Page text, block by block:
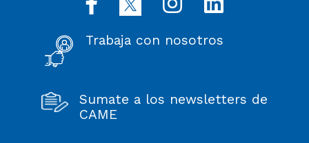
Trabaja con nosotros
Sumate a los newsletters de
CAME